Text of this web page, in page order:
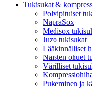
Tukisukat &
Polvipituiset
NapraSox
Medisox
Juzo tukisukat
Lääkinnälliset
Naisten ohuet
Värilliset
Pukeminen ja